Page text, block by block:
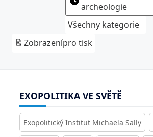
archeologie
Všechny kategorie
Zobrazenípro tisk
EXOPOLITIKA VE SVĚTĚ
Exopolitický Institut Michaela Sally